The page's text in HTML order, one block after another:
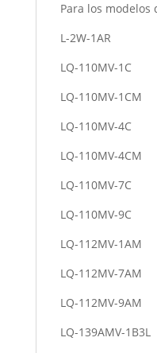
Para los modelos
L-2W-1AR
LQ-110MV-1C
LQ-110MV-1CM
LQ-110MV-4C
LQ-110MV-4CM
LQ-110MV-7C
LQ-110MV-9C
LQ-112MV-1AM
LQ-112MV-7AM
LQ-112MV-9AM
LQ-139AMV-1B3L